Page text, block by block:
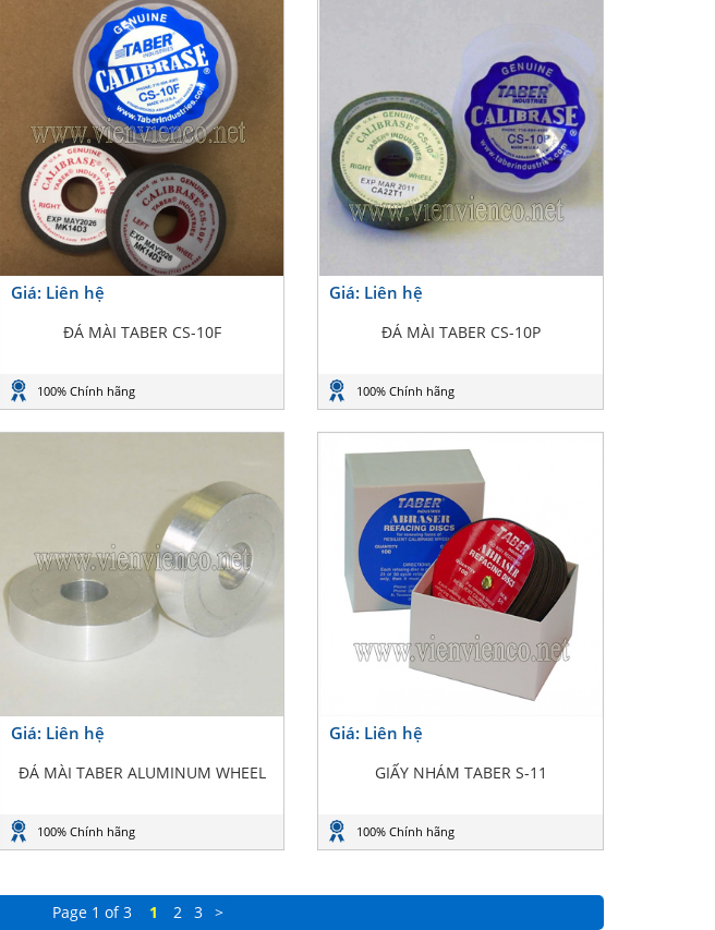
Giá: Liên hệ
ĐÁ MÀI TABER CS-10F
100% Chính hãng
Giá: Liên hệ
ĐÁ MÀI TABER CS-10P
100% Chính hãng
Giá: Liên hệ
ĐÁ MÀI TABER ALUMINUM WHEEL
100% Chính hãng
Giá: Liên hệ
GIẤY NHÁM TABER S-11
100% Chính hãng
Page 1 of 3 1 2 3 >